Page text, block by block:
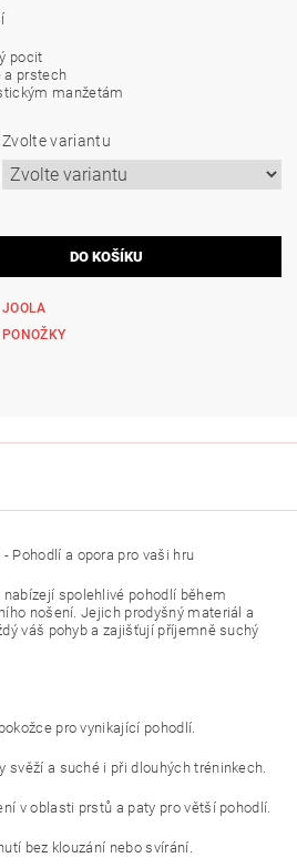
pocit
a prstech
manžetám
Zvolte variantu
JOOLA
PONOŽKY
Pohodlí a opora pro vaši hru
nabízejí spolehlivé pohodlí během
nošení. Jejich prodyšný materiál a
váš pohyb a zajišťují příjemně suchý
pro vynikající pohodlí.
svěží a suché i při dlouhých tréninkech.
v oblasti prstů a paty pro větší pohodlí.
bez klouzání nebo svírání.